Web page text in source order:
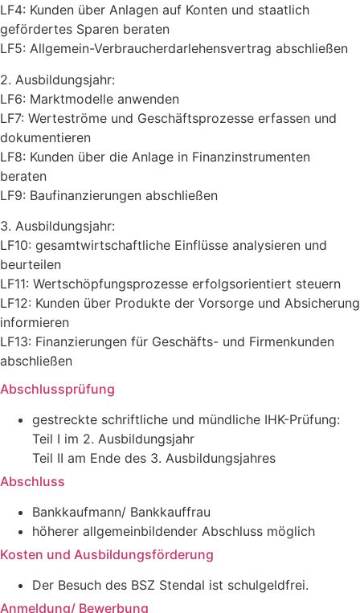
LF4: Kunden über Anlagen auf Konten und staatlich
gefördertes Sparen beraten
LF5: Allgemein-Verbraucherdarlehensvertrag abschließen
2. Ausbildungsjahr:
LF6: Marktmodelle anwenden
LF7: Werteströme und Geschäftsprozesse erfassen und
dokumentieren
LF8: Kunden über die Anlage in Finanzinstrumenten
beraten
LF9: Baufinanzierungen abschließen
3. Ausbildungsjahr:
LF10: gesamtwirtschaftliche Einflüsse analysieren und
beurteilen
LF11: Wertschöpfungsprozesse erfolgsorientiert steuern
LF12: Kunden über Produkte der Vorsorge und Absicherung
informieren
LF13: Finanzierungen für Geschäfts- und Firmenkunden
abschließen
Abschlussprüfung
gestreckte schriftliche und mündliche IHK-Prüfung:
Teil I im 2. Ausbildungsjahr
Teil II am Ende des 3. Ausbildungsjahres
Abschluss
Bankkaufmann/ Bankkauffrau
höherer allgemeinbildender Abschluss möglich
Kosten und Ausbildungsförderung
Der Besuch des BSZ Stendal ist schulgeldfrei.
Anmeldung/ Bewerbung